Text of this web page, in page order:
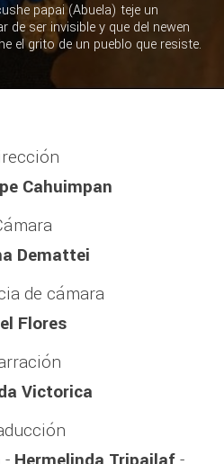
papai (Abuela) teje un
de ser invisible y que del newen
el grito de un pueblo que resiste.
Cahuimpan
Demattei
de cámara
Flores
Victorica